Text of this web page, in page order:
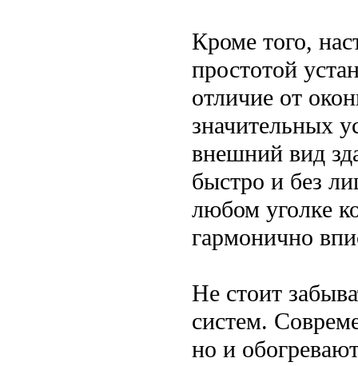
Кроме того,
простотой
отличие от
значительных
внешний вид
быстро и без
любом уголке
гармонично
Не стоит
систем.
но и